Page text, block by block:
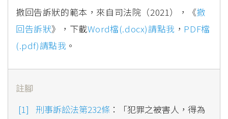
撤回告訴狀的範本，來自司法院（2021），《撤
回告訴狀》，下載Word檔(.docx)請點我 ， PDF檔
(.pdf)請點我 。
註腳
刑事訴訟法第232條 ：「犯罪之被害人，得為